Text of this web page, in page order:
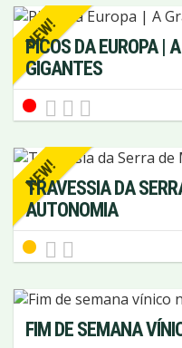
NEW!
PICOS DA EUROPA |
GIGANTES
NEW!
TRAVESSIA DA
AUTONOMIA
FIM DE SEMANA